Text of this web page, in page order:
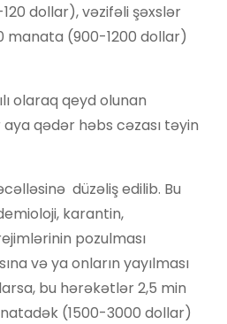
dollar), vəzifəli şəxslər
manata (900-1200 dollar)
olaraq qeyd olunan
qədər həbs cəzası təyin
düzəliş edilib. Bu
karantin,
pozulması
və ya onların yayılması
bu hərəkətlər 2,5 min
(1500-3000 dollar)